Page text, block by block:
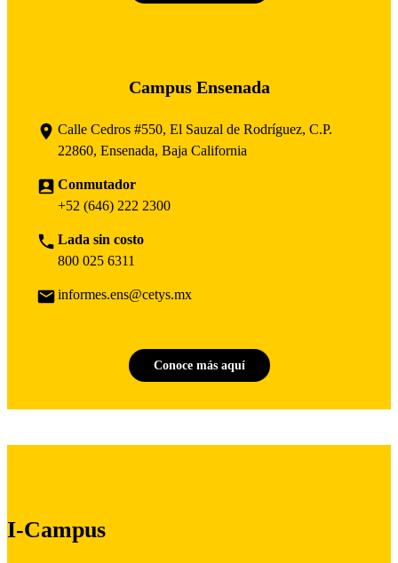
Campus Ensenada
Calle Cedros #550, El Sauzal de Rodríguez, C.P.
22860, Ensenada, Baja California
Conmutador
+52 (646) 222 2300
Lada sin costo
800 025 6311
informes.ens@cetys.mx
Conoce más aquí
I-Campus